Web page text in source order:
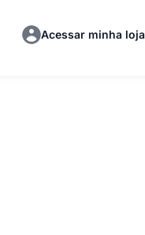
Acessar minha loja